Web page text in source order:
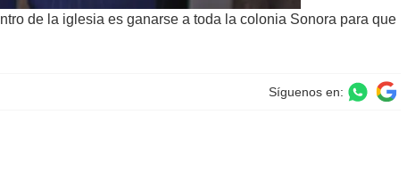
de la iglesia es ganarse a toda la colonia Sonora para que
Síguenos en: